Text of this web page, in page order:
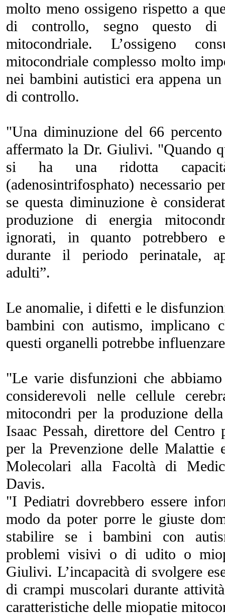
molto meno ossigeno rispetto a
di controllo, segno questo
mitocondriale. L’ossigeno
mitocondriale complesso molto
nei bambini autistici era appena
di controllo.
"Una diminuzione del 66
affermato la Dr. Giulivi. "Quando
si ha una ridotta
(adenosintrifosphato) necessario
se questa diminuzione è
produzione di energia
ignorati, in quanto potrebbero
durante il periodo perinatale,
adulti”.
Le anomalie, i difetti e le
bambini con autismo, implicano
questi organelli potrebbe
"Le varie disfunzioni che
considerevoli nelle cellule
mitocondri per la produzione
Isaac Pessah, direttore del
per la Prevenzione delle Malattie
Molecolari alla Facoltà di
Davis.
"I Pediatri dovrebbero essere
modo da poter porre le giuste
stabilire se i bambini con
problemi visivi o di udito o
Giulivi. L’incapacità di svolgere
di crampi muscolari durante
caratteristiche delle miopatie